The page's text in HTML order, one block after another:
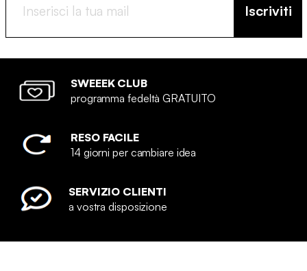
Iscriviti
SWEEEK CLUB
programma fedeltà GRATUITO
RESO FACILE
14 giorni per cambiare idea
SERVIZIO CLIENTI
a vostra disposizione